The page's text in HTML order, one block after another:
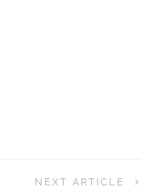
NEXT ARTICLE